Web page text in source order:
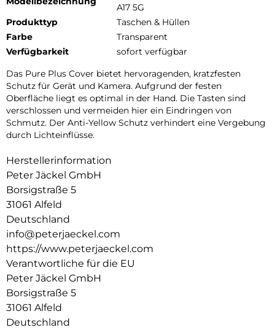
A17 5G
Produkttyp
Taschen & Hüllen
Farbe
Transparent
Verfügbarkeit
sofort verfügbar
Das Pure Plus Cover bietet hervoragenden, kratzfesten
Schutz für Gerät und Kamera. Aufgrund der festen
Oberfläche liegt es optimal in der Hand. Die Tasten sind
verschlossen und vermeiden hier ein Eindringen von
Schmutz. Der Anti-Yellow Schutz verhindert eine Vergebung
durch Lichteinflüsse.
Herstellerinformation
Peter Jäckel GmbH
Borsigstraße 5
31061 Alfeld
Deutschland
info@peterjaeckel.com
https://www.peterjaeckel.com
Verantwortliche für die EU
Peter Jäckel GmbH
Borsigstraße 5
31061 Alfeld
Deutschland